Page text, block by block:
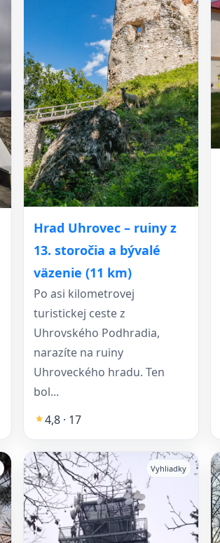
Hrad Uhrovec – ruiny z
13. storočia a bývalé
väzenie (11 km)
Po asi kilometrovej
turistickej ceste z
Uhrovského Podhradia,
narazíte na ruiny
Uhroveckého hradu. Ten
bol...
4,8 · 17
Vyhliadky